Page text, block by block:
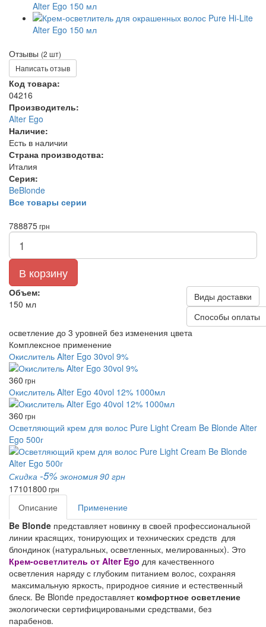
Отзывы (2 шт)
Написать отзыв
Код товара:
04216
Производитель:
Alter Ego
Наличие:
Есть в наличии
Страна производства:
Италия
Серия:
BeBlonde
Все товары серии
788875грн
В корзину
Объем:
150 мл
Виды доставки
Способы оплаты
осветление до 3 уровней без изменения цвета
Комплексное применение
Окислитель Alter Ego 30vol 9%
360 грн
Окислитель Alter Ego 40vol 12% 1000мл
360 грн
Осветляющий крем для волос Pure Light Cream Be Blonde Alter
Ego 500г
Скидка -5% экономия 90 грн
17101800 грн
Описание
Применение
Be Blonde представляет новинку в своей профессиональной
линии красящих, тонирующих и технических средств для
блондинок (натуральных, осветленных, мелированных). Это
Крем-осветлитель от Alter Ego для качественного
осветления наряду с глубоким питанием волос, сохраняя
максимальную яркость, природное сияние и естественный
блеск. Be Blonde предоставляет комфортное осветление
экологически сертифицироваными средствами, без
парабенов.